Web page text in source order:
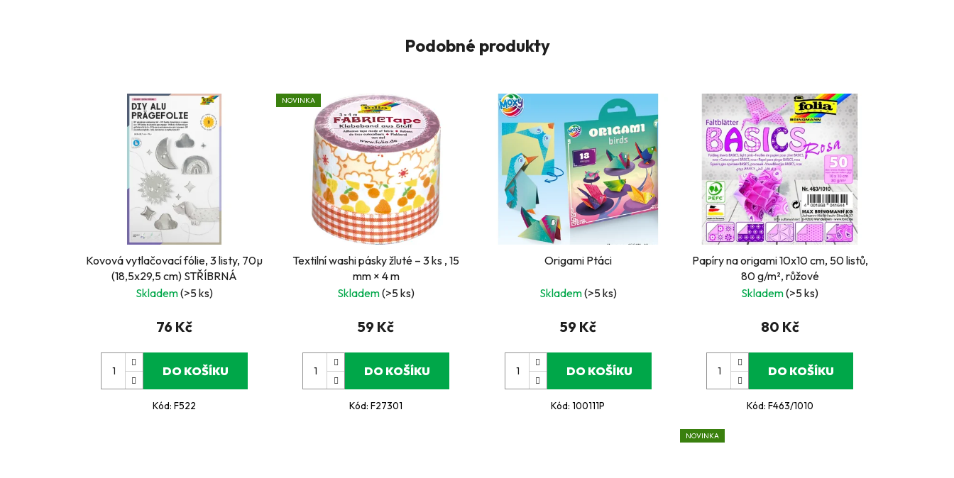
Podobné produkty
Kovová vytlačovací fólie, 3 listy, 70µ
(18,5x29,5 cm) STŘÍBRNÁ
Skladem(>5 ks)
76 Kč
DO KOŠÍKU
Kód: F522
NOVINKA
Textilní washi pásky žluté – 3 ks , 15
mm × 4 m
Skladem(>5 ks)
59 Kč
DO KOŠÍKU
Kód:F27301
Origami Ptáci
Skladem(>5 ks)
59 Kč
DO KOŠÍKU
Kód:100111P
Papíry na origami 10x10 cm, 50 listů,
80 g/m², růžové
Skladem(>5 ks)
80 Kč
DO KOŠÍKU
Kód: F463/1010
NOVINKA